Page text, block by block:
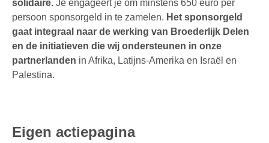
solidaire. Je engageert je om minstens 650 euro per
persoon sponsorgeld in te zamelen. Het sponsorgeld
gaat integraal naar de werking van Broederlijk Delen
en de initiatieven die wij ondersteunen in onze
partnerlanden in Afrika, Latijns-Amerika en Israël en
Palestina.
Eigen actiepagina